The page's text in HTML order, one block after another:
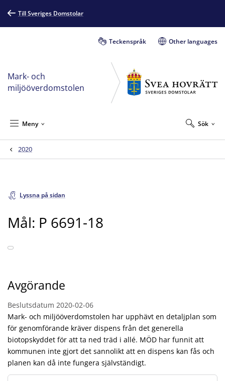
Till Sveriges Domstolar
Teckenspråk Other languages
Mark- och
miljööverdomstolen
Sök
Meny
2020
Lyssna på sidan
Mål: P 6691-18
Avgörande
Beslutsdatum 2020-02-06
Mark- och miljööverdomstolen har upphävt en detaljplan som
för genomförande kräver dispens från det generella
biotopskyddet för att ta ned träd i allé. MÖD har funnit att
kommunen inte gjort det sannolikt att en dispens kan fås och
planen kan då inte fungera självständigt.